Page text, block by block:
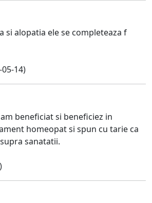
si alopatia ele se completeaza f
14)
beneficiat si beneficiez in
homeopat si spun cu tarie ca
sanatatii.